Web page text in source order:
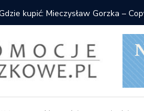
kupić: Mieczysław Gorzka –